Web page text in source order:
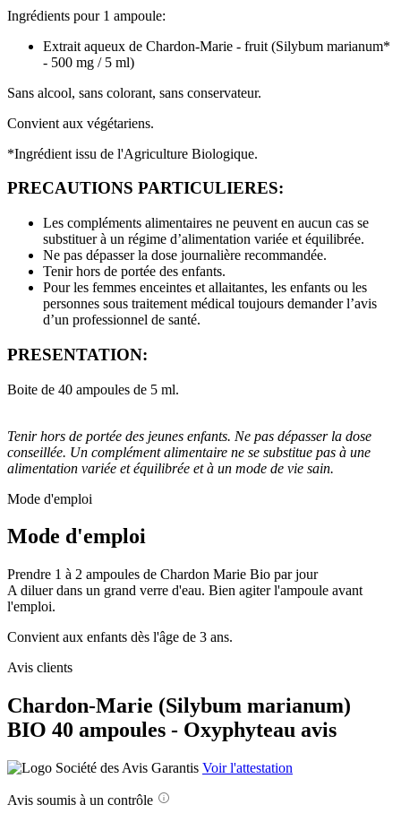
Ingrédients pour 1 ampoule:
Extrait aqueux de Chardon-Marie - fruit (Silybum marianum*
- 500 mg / 5 ml)
Sans alcool, sans colorant, sans conservateur.
Convient aux végétariens.
*Ingrédient issu de l'Agriculture Biologique.
PRECAUTIONS PARTICULIERES:
Les compléments alimentaires ne peuvent en aucun cas se
substituer à un régime d’alimentation variée et équilibrée.
Ne pas dépasser la dose journalière recommandée.
Tenir hors de portée des enfants.
Pour les femmes enceintes et allaitantes, les enfants ou les
personnes sous traitement médical toujours demander l’avis
d’un professionnel de santé.
PRESENTATION:
Boite de 40 ampoules de 5 ml.
Tenir hors de portée des jeunes enfants. Ne pas dépasser la dose
conseillée. Un complément alimentaire ne se substitue pas à une
alimentation variée et équilibrée et à un mode de vie sain.
Mode d'emploi
Mode d'emploi
Prendre 1 à 2 ampoules de Chardon Marie Bio par jour
A diluer dans un grand verre d'eau. Bien agiter l'ampoule avant
l'emploi.
Convient aux enfants dès l'âge de 3 ans.
Avis clients
Chardon-Marie (Silybum marianum)
BIO 40 ampoules - Oxyphyteau avis
Voir l'attestation
Avis soumis à un contrôle